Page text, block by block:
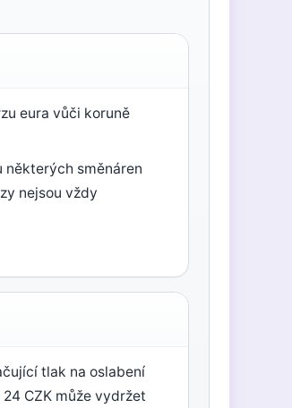
eura vůči koruně
některých směnáren
nejsou vždy
tlak na oslabení
CZK může vydržet